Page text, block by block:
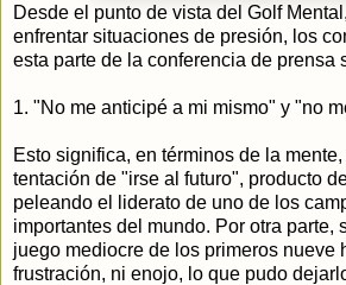
Desde el punto de vista del Golf
enfrentar situaciones de presión, los
esta parte de la conferencia de prensa
1. "No me anticipé a mi mismo" y "no
Esto significa, en términos de la
tentación de "irse al futuro", producto
peleando el liderato de uno de los
importantes del mundo. Por otra parte,
juego mediocre de los primeros nueve
frustración, ni enojo, lo que pudo